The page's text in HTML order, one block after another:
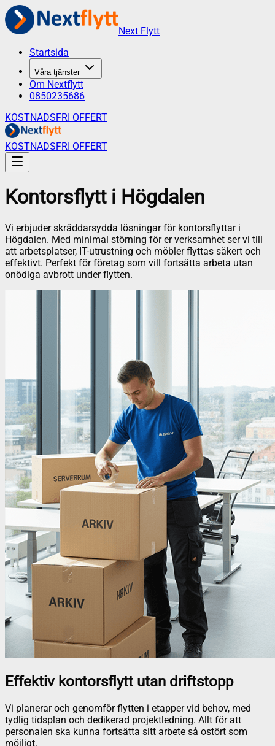
Next Flytt
Startsida
Våra tjänster
Om Nextflytt
0850235686
KOSTNADSFRI OFFERT
KOSTNADSFRI OFFERT
Kontorsflytt i Högdalen
Vi erbjuder skräddarsydda lösningar för kontorsflyttar i
Högdalen. Med minimal störning för er verksamhet ser vi till
att arbetsplatser, IT-utrustning och möbler flyttas säkert och
effektivt. Perfekt för företag som vill fortsätta arbeta utan
onödiga avbrott under flytten.
Effektiv kontorsflytt utan driftstopp
Vi planerar och genomför flytten i etapper vid behov, med
tydlig tidsplan och dedikerad projektledning. Allt för att
personalen ska kunna fortsätta sitt arbete så ostört som
möjligt.